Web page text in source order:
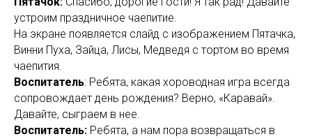
устроим праздничное чаепитие.
На экране появляется слайд с изображением Пятачка,
Винни Пуха, Зайца, Лисы, Медведя с тортом во время
чаепития.
Воспитатель: Ребята, какая хороводная игра всегда
сопровождает день рождения? Верно, «Каравай».
Давайте, сыграем в нее.
Воспитатель: Ребята, а нам пора возвращаться в